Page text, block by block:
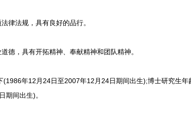
法规，具有良好的品行。
，具有开拓精神、奉献精神和团队精神。
年12月24日至2007年12月24日期间出生);博士研究生年
期间出生)。